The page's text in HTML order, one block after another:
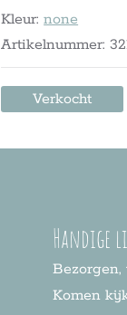
Kleur:none
Artikelnummer:
Verkocht
Handige
Bezorgen,
Komen